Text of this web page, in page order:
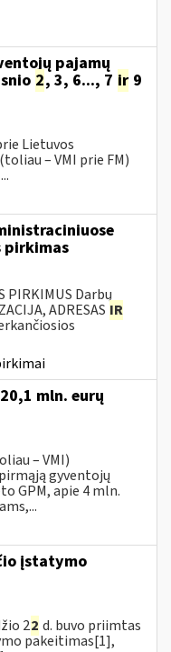
pajamų
2, 3, 6..., 7 ir 9
Lietuvos
– VMI prie FM)
pirkimas
PIRKIMUS Darbų
ADRESAS IR
mln. eurų
– VMI)
gyventojų
GPM, apie 4 mln.
įstatymo
22 d. buvo priimtas
pakeitimas[1],